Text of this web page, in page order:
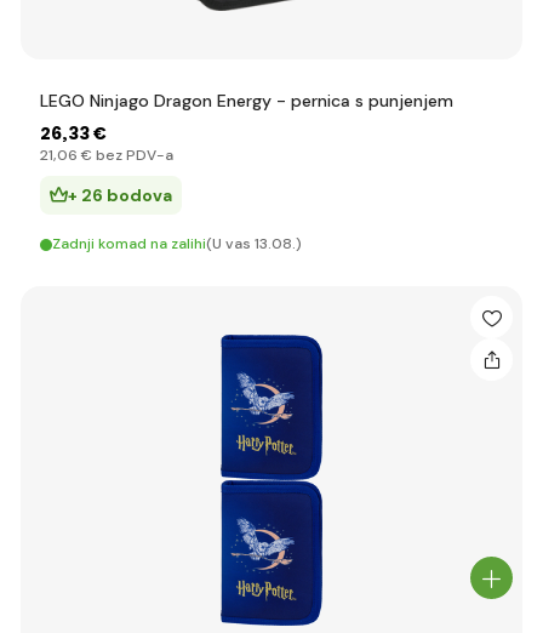
LEGO Ninjago Dragon Energy - pernica s punjenjem
26,33 €
21,06 € bez PDV-a
+ 26 bodova
Zadnji komad na zalihi(U vas 13.08.)